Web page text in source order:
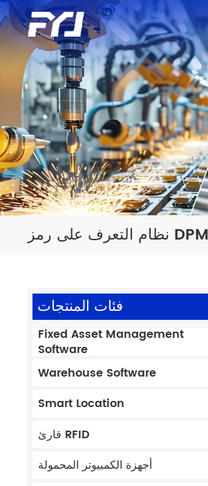
فئات المنتجات
Fixed Asset Management
Software
Warehouse Software
Smart Location
قارئ RFID
أجهزة الكمبيوتر المحمولة